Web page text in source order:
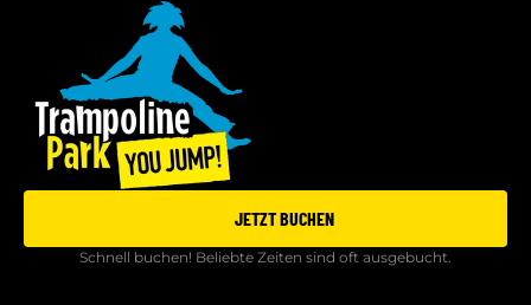
JETZT BUCHEN
Schnell buchen! Beliebte Zeiten sind oft ausgebucht.